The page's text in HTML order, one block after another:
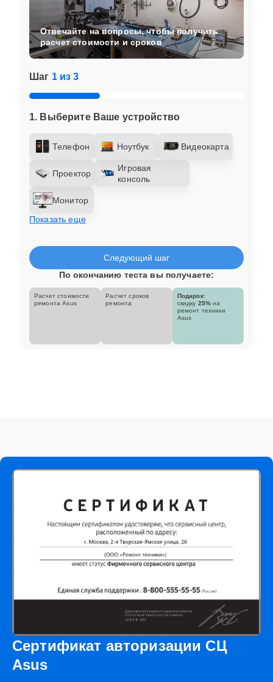
Шаг 1 из 3
1. Выберите Ваше устройство
Телефон Ноутбук Видеокарта
Проектор
Игровая
консоль
Монитор
Показать еще
Отвечайте на вопросы, чтобы получить
расчет стоимости и сроков
Следующий шаг
По окончанию теста вы получаете:
Расчет стоимости
ремонта Asus
Расчет сроков
ремонта
Подарок:
скидку 25% на
ремонт техники
Asus
Сертификат авторизации СЦ
Asus